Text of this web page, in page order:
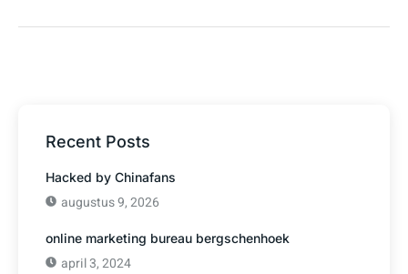
Recent Posts
Hacked by Chinafans
augustus 9, 2026
online marketing bureau bergschenhoek
april 3, 2024